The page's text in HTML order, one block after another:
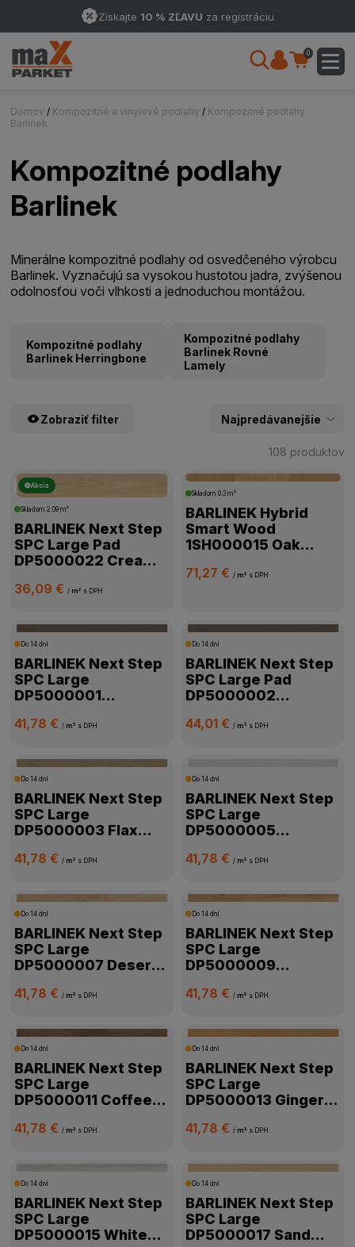
Získajte 10 % ZĽAVU za registráciu
0
Domov / Kompozitné a vinylové podlahy / Kompozitné podlahy
Barlinek
Kompozitné podlahy
Barlinek
Minerálne kompozitné podlahy od osvedčeného výrobcu
Barlinek. Vyznačujú sa vysokou hustotou jadra, zvýšenou
odolnosťou voči vlhkosti a jednoduchou montážou.
Kompozitné podlahy
Barlinek Herringbone
Kompozitné podlahy
Barlinek Rovné
Lamely
Zobraziť filter
108 produktov
ŠTÍTKY PRODUKTOV
CENA
TRIEDA POUŽITIA
KOLEKCIA
PODLAHOVÉ VYKUROVANIE
DOSTUPNOSŤ
Akcia
Skladom2.09 m²
BARLINEK Next Step
SPC Large Pad
DP5000022 Cream
36,09 €/ m² s DPH
Skladom 0.3 m²
BARLINEK Hybrid
Smart Wood
1SH000015 Oak
71,27 € / m² s DPH
Do 14 dní
BARLINEK Next Step
SPC Large
DP5000001
41,78 €/ m² s DPH
Do 14 dní
BARLINEK Next Step
SPC Large Pad
DP5000002
44,01 € / m² s DPH
Do 14 dní
BARLINEK Next Step
SPC Large
DP5000003 Flax
41,78 €/ m² s DPH
Do 14 dní
BARLINEK Next Step
SPC Large
DP5000005
41,78 € / m² s DPH
Do 14 dní
BARLINEK Next Step
SPC Large
DP5000007 Desert
41,78 €/ m² s DPH
Do 14 dní
BARLINEK Next Step
SPC Large
DP5000009
41,78 € / m² s DPH
Do 14 dní
BARLINEK Next Step
SPC Large
DP5000011 Coffee
41,78 €/ m² s DPH
Do 14 dní
BARLINEK Next Step
SPC Large
DP5000013 Ginger
41,78 € / m² s DPH
Do 14 dní
BARLINEK Next Step
SPC Large
DP5000015 White
Do 14 dní
BARLINEK Next Step
SPC Large
DP5000017 Sand